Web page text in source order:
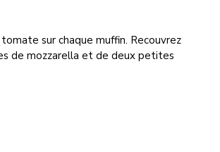
sur chaque muffin. Recouvrez
de mozzarella et de deux petites